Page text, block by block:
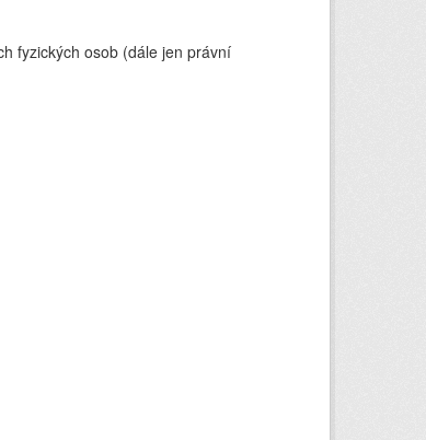
fyzických osob (dále jen právní